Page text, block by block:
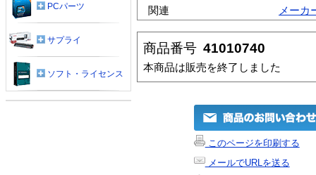
関連
メーカ
商品番号 41010740
本商品は販売を終了しました
このページを印刷する
メールでURLを送る
PCパーツ
サプライ
ソフト・ライセンス